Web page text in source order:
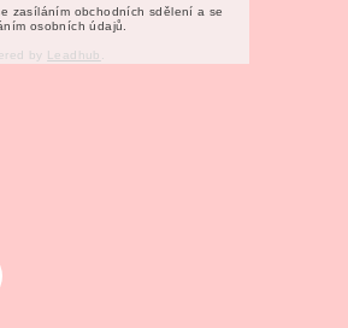
zasíláním obchodních sdělení a se
osobních údajů.
by Leadhub